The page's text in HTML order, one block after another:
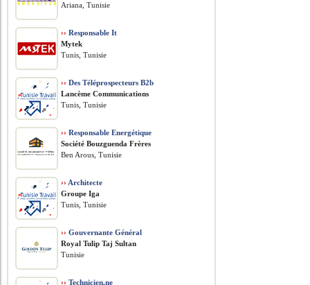
Ariana, Tunisie
›› Responsable It
Mytek
Tunis, Tunisie
›› Des Téléprospecteurs B2b
Lancème Communications
Tunis, Tunisie
›› Responsable Energétique
Société Bouzguenda Frères
Ben Arous, Tunisie
›› Architecte
Groupe Iga
Tunis, Tunisie
›› Gouvernante Général
Royal Tulip Taj Sultan
Tunisie
›› Technicien.ne